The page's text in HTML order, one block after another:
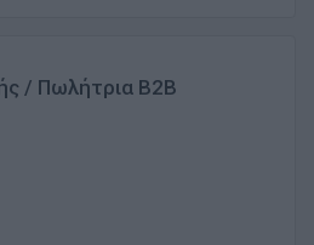
/ Πωλήτρια Β2Β